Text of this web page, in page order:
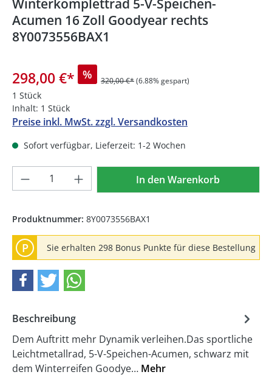
Winterkomplettrad 5-V-Speichen-
Acumen 16 Zoll Goodyear rechts
8Y0073556BAX1
298,00 €* % 320,00 €*(6.88% gespart)
1 Stück
Inhalt: 1 Stück
Preise inkl. MwSt. zzgl. Versandkosten
Sofort verfügbar, Lieferzeit: 1-2 Wochen
Produkt Anzahl: Gib denIn den Warenkorb
Produktnummer: 8Y0073556BAX1
P Sie erhalten 298 Bonus Punkte für diese Bestellung
Beschreibung
Dem Auftritt mehr Dynamik verleihen.Das sportliche
Leichtmetallrad, 5-V-Speichen-Acumen, schwarz mit
dem Winterreifen Goodye… Mehr